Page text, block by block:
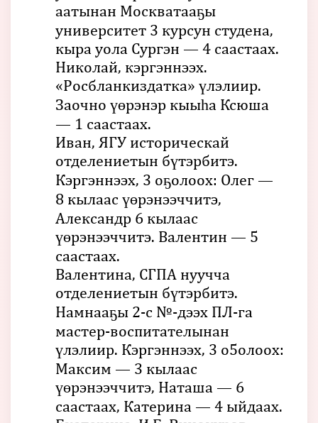
аатынан Москватааҕы
университет 3 курсун студена,
кыра уола Сургэн — 4 саастаах.
Николай, кэргэннээх.
«Росбланкиздатка» үлэлиир.
Заочно үөрэнэр кыыһа Ксюша
— 1 саастаах.
Иван, ЯГУ историческай
отделениетын бүтэрбитэ.
Кэргэннээх, 3 оҕолоох: Олег —
8 кылаас үөрэнээччитэ,
Александр 6 кылаас
үөрэнээччитэ. Валентин — 5
саастаах.
Валентина, СГПА нуучча
отделениетын бүтэрбитэ.
Намнааҕы 2-с №-дээх ПЛ-га
мастер-воспитателынан
үлэлиир. Кэргэннээх, 3 о5олоох:
Максим — 3 кылаас
үөрэнээччитэ, Наташа — 6
саастаах, Катерина — 4 ыйдаах.